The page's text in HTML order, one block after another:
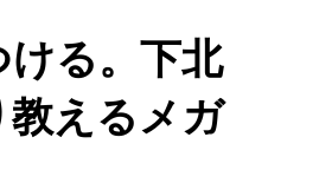
る。下北
えるメガ